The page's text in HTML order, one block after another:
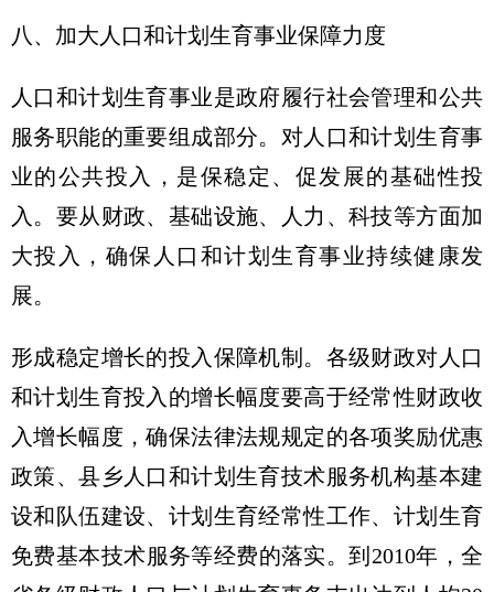
八、加大人口和计划生育事业保障力度
人口和计划生育事业是政府履行社会管理和公共
服务职能的重要组成部分。对人口和计划生育事
业的公共投入，是保稳定、促发展的基础性投
入。要从财政、基础设施、人力、科技等方面加
大投入，确保人口和计划生育事业持续健康发
展。
形成稳定增长的投入保障机制。各级财政对人口
和计划生育投入的增长幅度要高于经常性财政收
入增长幅度，确保法律法规规定的各项奖励优惠
政策、县乡人口和计划生育技术服务机构基本建
设和队伍建设、计划生育经常性工作、计划生育
免费基本技术服务等经费的落实。到2010年，全